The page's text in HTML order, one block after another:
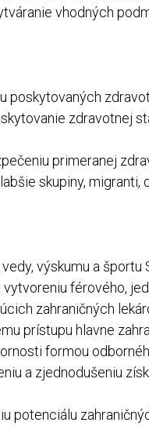
vhodných
poskytovaných
zdravotnej
primeranej
skupiny, migranti,
výskumu a
férového,
zahraničných
prístupu hlavne
formou
a zjednodušeniu
potenciálu